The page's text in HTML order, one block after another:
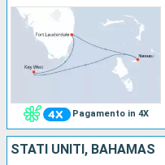
Pagamento in 4X
STATI UNITI, BAHAMAS